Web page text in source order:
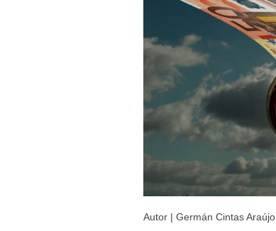
Autor | Germán Cintas Araújo.